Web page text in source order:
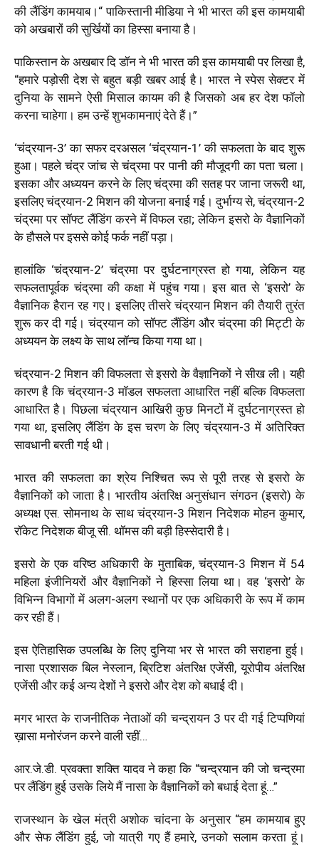
की लैंडिंग कामयाब।“ पाकिस्तानी मीडिया ने भी भारत की इस कामयाबी
को अखबारों की सुर्खियों का हिस्सा बनाया है।
पाकिस्तान के अखबार दि डॉन ने भी भारत की इस कामयाबी पर लिखा है,
“हमारे पड़ोसी देश से बहुत बड़ी खबर आई है। भारत ने स्पेस सेक्टर में
दुनिया के सामने ऐसी मिसाल कायम की है जिसको अब हर देश फॉलो
करना चाहेगा। हम उन्हें शुभकामनाएं देते हैं।”
‘चंद्रयान-3’ का सफर दरअसल ‘चंद्रयान-1’ की सफलता के बाद शुरू
हुआ। पहले चंद्र जांच से चंद्रमा पर पानी की मौजूदगी का पता चला।
इसका और अध्ययन करने के लिए चंद्रमा की सतह पर जाना जरूरी था,
इसलिए चंद्रयान-2 मिशन की योजना बनाई गई। दुर्भाग्य से, चंद्रयान-2
चंद्रमा पर सॉफ्ट लैंडिंग करने में विफल रहा; लेकिन इसरो के वैज्ञानिकों
के हौसले पर इससे कोई फर्क नहीं पड़ा।
हालांकि ‘चंद्रयान-2’ चंद्रमा पर दुर्घटनाग्रस्त हो गया, लेकिन यह
सफलतापूर्वक चंद्रमा की कक्षा में पहुंच गया। इस बात से ‘इसरो’ के
वैज्ञानिक हैरान रह गए। इसलिए तीसरे चंद्रयान मिशन की तैयारी तुरंत
शुरू कर दी गई। चंद्रयान को सॉफ्ट लैंडिंग और चंद्रमा की मिट्टी के
अध्ययन के लक्ष्य के साथ लॉन्च किया गया था।
चंद्रयान-2 मिशन की विफलता से इसरो के वैज्ञानिकों ने सीख ली। यही
कारण है कि चंद्रयान-3 मॉडल सफलता आधारित नहीं बल्कि विफलता
आधारित है। पिछला चंद्रयान आखिरी कुछ मिनटों में दुर्घटनाग्रस्त हो
गया था, इसलिए लैंडिंग के इस चरण के लिए चंद्रयान-3 में अतिरिक्त
सावधानी बरती गई थी।
भारत की सफलता का श्रेय निश्चित रूप से पूरी तरह से इसरो के
वैज्ञानिकों को जाता है। भारतीय अंतरिक्ष अनुसंधान संगठन (इसरो) के
अध्यक्ष एस. सोमनाथ के साथ चंद्रयान-3 मिशन निदेशक मोहन कुमार,
रॉकेट निदेशक बीजू सी. थॉमस की बड़ी हिस्सेदारी है।
इसरो के एक वरिष्ठ अधिकारी के मुताबिक, चंद्रयान-3 मिशन में 54
महिला इंजीनियरों और वैज्ञानिकों ने हिस्सा लिया था। वह ‘इसरो’ के
विभिन्न विभागों में अलग-अलग स्थानों पर एक अधिकारी के रूप में काम
कर रही हैं।
इस ऐतिहासिक उपलब्धि के लिए दुनिया भर से भारत की सराहना हुई।
नासा प्रशासक बिल नेस्लान, ब्रिटिश अंतरिक्ष एजेंसी, यूरोपीय अंतरिक्ष
एजेंसी और कई अन्य देशों ने इसरो और देश को बधाई दी।
मगर भारत के राजनीतिक नेताओं की चन्द्रायन 3 पर दी गई टिप्पणियां
ख़ासा मनोरंजन करने वाली रहीं…
आर.जे.डी. प्रवक्ता शक्ति यादव ने कहा कि “चन्द्रयान की जो चन्द्रमा
पर लैंडिंग हुई उसके लिये मैं नासा के वैज्ञानिकों को बधाई देता हूं…”
राजस्थान के खेल मंत्री अशोक चांदना के अनुसार “हम कामयाब हुए
और सेफ लैंडिंग हुई, जो यात्री गए हैं हमारे, उनको सलाम करता हूं।